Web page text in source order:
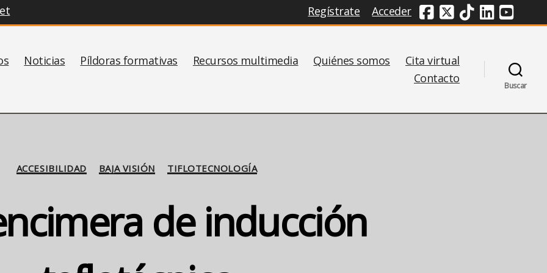
Regístrate Acceder Redes Sociales
Noticias Píldoras formativas Recursos multimedia Quiénes somos
Cita virtual
Contacto
Buscar
Categorías
ACCESIBILIDAD BAJA VISIÓN TIFLOTECNOLOGÍA
de inducción